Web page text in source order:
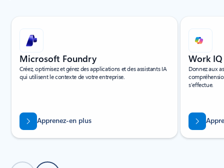
Affichage de la diapositive 1 de 5
Microsoft Foundry
Créez, optimisez et gérez des applications et des assistants IA
qui utilisent le contexte de votre entreprise.
Apprenez-en plus
Work IQ
Donnez aux
s’effectue.